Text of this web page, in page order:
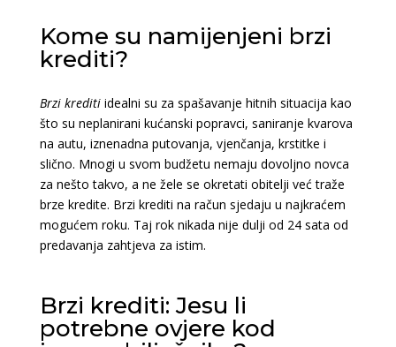
Kome su namijenjeni brzi
krediti?
Brzi kreditiidealni su za spašavanje hitnih situacija kao
što su neplanirani kućanski popravci, saniranje kvarova
na autu, iznenadna putovanja, vjenčanja, krstitke i
slično. Mnogi u svom budžetu nemaju dovoljno novca
za nešto takvo, a ne žele se okretati obitelji već traže
brze kredite. Brzi krediti na račun sjedaju u najkraćem
mogućem roku. Taj rok nikada nije dulji od 24 sata od
predavanja zahtjeva za istim.
Brzi krediti: Jesu li
potrebne ovjere kod